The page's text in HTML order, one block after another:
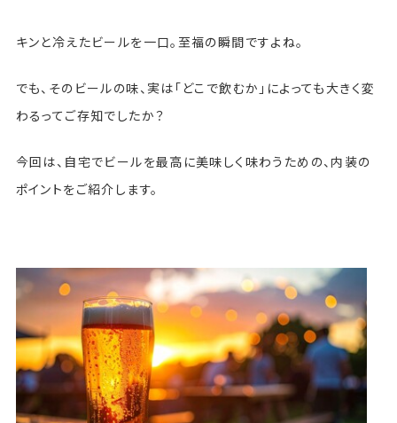
キンと冷えたビールを一口。至福の瞬間ですよね。
でも、そのビールの味、実は「どこで飲むか」によっても大きく変
わるってご存知でしたか？
今回は、自宅でビールを最高に美味しく味わうための、内装の
ポイントをご紹介します。